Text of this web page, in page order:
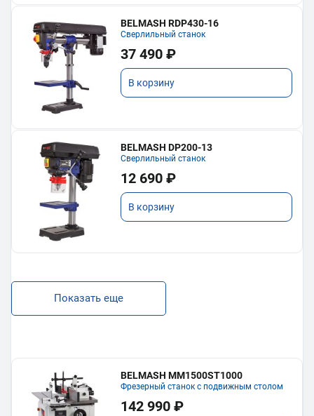
BELMASH RDP430-16
Сверлильный станок
37 490 ₽
В корзину
BELMASH DP200-13
Сверлильный станок
12 690 ₽
В корзину
Показать еще
BELMASH MM1500ST1000
Фрезерный станок с подвижным столом
142 990 ₽